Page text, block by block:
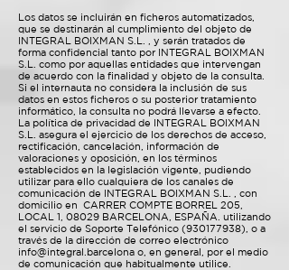
Los datos se incluirán en ficheros automatizados,
que se destinarán al cumplimiento del objeto de
INTEGRAL BOIXMAN S.L. , y serán tratados de
forma confidencial tanto por INTEGRAL BOIXMAN
S.L. como por aquellas entidades que intervengan
de acuerdo con la finalidad y objeto de la consulta.
Si el internauta no considera la inclusión de sus
datos en estos ficheros o su posterior tratamiento
informático, la consulta no podrá llevarse a efecto.
La política de privacidad de INTEGRAL BOIXMAN
S.L. asegura el ejercicio de los derechos de acceso,
rectificación, cancelación, información de
valoraciones y oposición, en los términos
establecidos en la legislación vigente, pudiendo
utilizar para ello cualquiera de los canales de
comunicación de INTEGRAL BOIXMAN S.L. , con
domicilio en CARRER COMPTE BORREL 205,
LOCAL 1, 08029 BARCELONA, ESPAÑA. utilizando
el servicio de Soporte Telefónico (930177938) , o a
través de la dirección de correo electrónico
info@integral.barcelona o, en general, por el medio
de comunicación que habitualmente utilice.